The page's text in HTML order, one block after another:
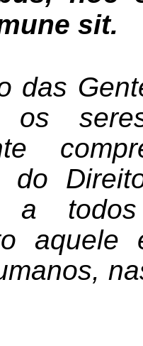
sit.
das
os
do
a